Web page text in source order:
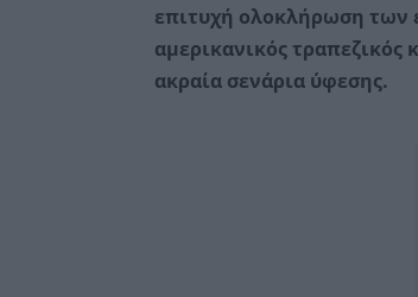
επιτυχή ολοκλήρωση των
αμερικανικός
ακραία σενάρια ύφεσης.